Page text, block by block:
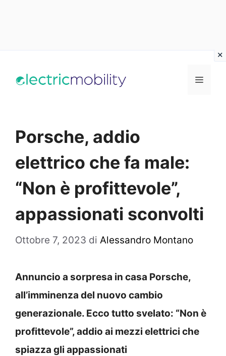
Menu
Porsche, addio
elettrico che fa male:
“Non è profittevole”,
appassionati sconvolti
Ottobre 7, 2023 di Alessandro Montano
Annuncio a sorpresa in casa Porsche,
all’imminenza del nuovo cambio
generazionale. Ecco tutto svelato: “Non è
profittevole”, addio ai mezzi elettrici che
spiazza gli appassionati